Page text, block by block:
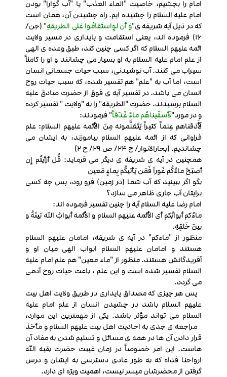
امام را بچشیم، خاصیت "الماء العذب" یا "آب گوارا" بودن
امام علیه السلام را چشیده ایم. راه چشیدن آن، همان است
که در ذیل آیه شریفه ی"وَ أن لوِاستَقامُوا عَلی الطریقهِ" (جن/
16) فرموده اند، یعنی استقامت و پایداری در مسیر ولایت
ائمه علیهم السلام که اگر کسی چنین کند، طبق وعده ی الهی
از علم امام علیه السلام به او بسیار می چشانند و او را کاملاً
سیراب می کنند. آب نوشیدنی، سبب حیات جسمانی انسان
است، اما آب به "علم" هم تفسیر شده، که سبب حیات روح
انسان می باشد. در تفسیر آیه ی فوق از حضرت صادق علیه
السلام پرسیدند. حضرت "الطریقه" را به "ولایت " تفسیر کرده
و در مورد"لَأسقَیناهُم ماءً غَدَقاً" فرمودند:
لَأَذقناهم عِلماً کثیراً یَتَعَلَّمونه مِنَ الأئمه علیهم السلام: علم
فراوانی که از ائمه علیهم السلام بیاموزند، به ایشان می
چشاندیم. (بحارالانوار/ ج 24/ ص 29/ ح 2)
همچنین در آیه ی شریفه ی دیگر می فرماید: قُل أرَأیتُم إن
أصبَحَ ماءُکُم غَوراَ فَمَن یَأتیکُم بِماءٍ مَعین
بگو اگر ببینید که آب شما (در زمین) فرو رود، پس چه کسی
برایتان آب جاری ظاهر می سازد؟
امام رضا علیه السلام آیه را چنین تفسیر فرموده اند:
ماءُکم أبوابُکم أی الأئمه علیهم السلام و الأئمه أبوابُ الله بَینَهُ و
بینَ خَلقِهِ.
منظور از "ماءکم" در آیه ی شریفه، امامان علیهم السلام
هستند و امامان علیهم السلام ابواب الهی میان او و
آفریدگانش هستند. منظور از "ماء معین" هم علم امام علیه
السلام تفسیر شده است و این علم ، باعث حیات روح آدمی
می گردد.
پس هر چیزی که مصداق پایداری در طریق ولایت اهل بیت
علیهم السلام باشد در چشیدن انسان از علم امام علیه
السلام می تواند مؤثر باشد. یکی از مهمترین این موارد،
مراجعه ی جدی به احادیث اهل بیت علیهم السلام و مأخذ
قرار دادن آن ها در همه ی مسائل و تسلیم شدن به مفاد آن
هاست. این امر خصوصاً در زمان غیبت حضرت بقیه الله
ارواحنا فداه که به طور عادی دسترسی به ایشان و درس
گرفتن از محضرشان میسر نیست، اهمیت ویژه ای دارد.